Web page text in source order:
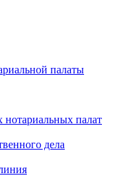
палаты
нотариальных палат
дела